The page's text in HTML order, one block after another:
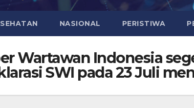
NASIONAL PERISTIWA
Wartawan Indonesia
SWI pada 23 Juli